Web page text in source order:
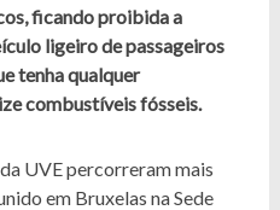
ficando proibida a
ligeiro de passageiros
tenha qualquer
combustíveis fósseis.
UVE percorreram mais
em Bruxelas na Sede